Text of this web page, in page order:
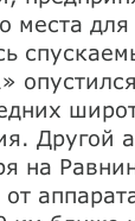
места
Другой
на